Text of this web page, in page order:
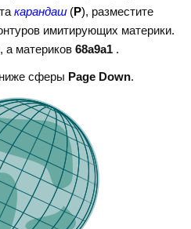
карандаш (Р), разместите
имитирующих материки.
, а материков68a9a1 .
ниже сферы Page Down.